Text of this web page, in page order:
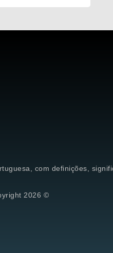
com definições,
2026 ©